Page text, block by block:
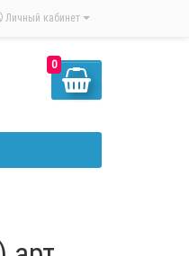
Личный кабинет
0